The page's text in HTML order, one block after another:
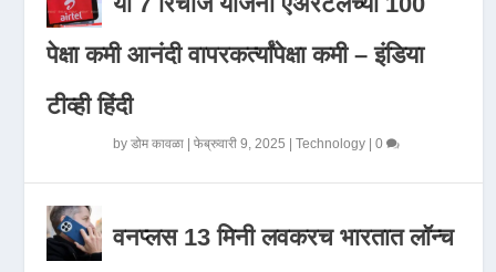
पेक्षा कमी आनंदी वापरकर्त्यांपेक्षा कमी – इंडिया
टीव्ही हिंदी
byडोम कावळा |फेब्रुवारी 9, 2025 |Technology |0
वनप्लस 13 मिनी लवकरच भारतात लॉन्च